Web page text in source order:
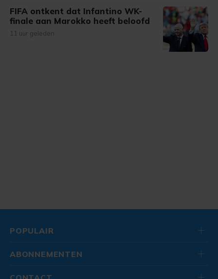
FIFA ontkent dat Infantino WK-
finale aan Marokko heeft beloofd
11 uur geleden
POPULAIR
ABONNEMENTEN